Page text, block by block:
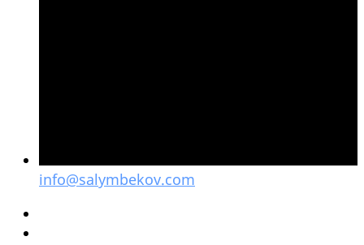
info@salymbekov.com